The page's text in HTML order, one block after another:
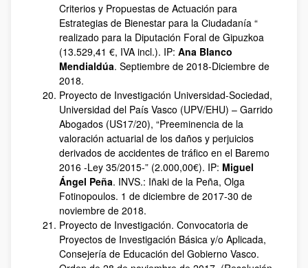
Criterios y Propuestas de Actuación para
Estrategias de Bienestar para la Ciudadanía “
realizado para la Diputación Foral de Gipuzkoa
(13.529,41 €, IVA incl.). IP: Ana Blanco
Mendialdúa. Septiembre de 2018-Diciembre de
2018.
Proyecto de Investigación Universidad-Sociedad,
Universidad del País Vasco (UPV/EHU) – Garrido
Abogados (US17/20), “Preeminencia de la
valoración actuarial de los daños y perjuicios
derivados de accidentes de tráfico en el Baremo
2016 -Ley 35/2015-” (2.000,00€). IP: Miguel
Ángel Peña. INVS.: Iñaki de la Peña, Olga
Fotinopoulos. 1 de diciembre de 2017‐30 de
noviembre de 2018.
Proyecto de Investigación. Convocatoria de
Proyectos de Investigación Básica y/o Aplicada,
Consejería de Educación del Gobierno Vasco.